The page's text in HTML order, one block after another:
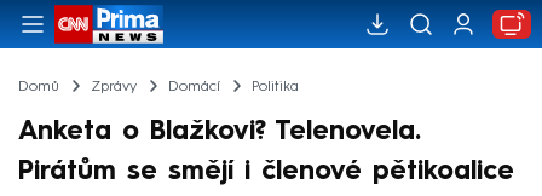
Domů Zprávy Domácí Politika
Anketa o Blažkovi? Telenovela.
Pirátům se smějí i členové pětikoalice